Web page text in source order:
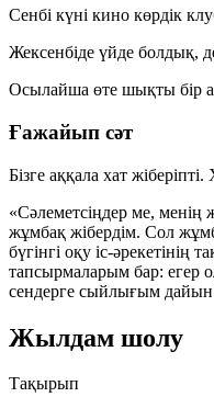
Сенбі күні кино көрдік
Жексенбіде үйде болдық,
Осылайша өте шықты бір
Ғажайып сәт
Бізге аққала хат
«Сәлеметсіңдер ме, менің
жұмбақ жібердім. Сол
бүгінгі оқу іс-
тапсырмаларым бар: егер
сендерге сыйлығым
Жылдам шолу
Тақырып